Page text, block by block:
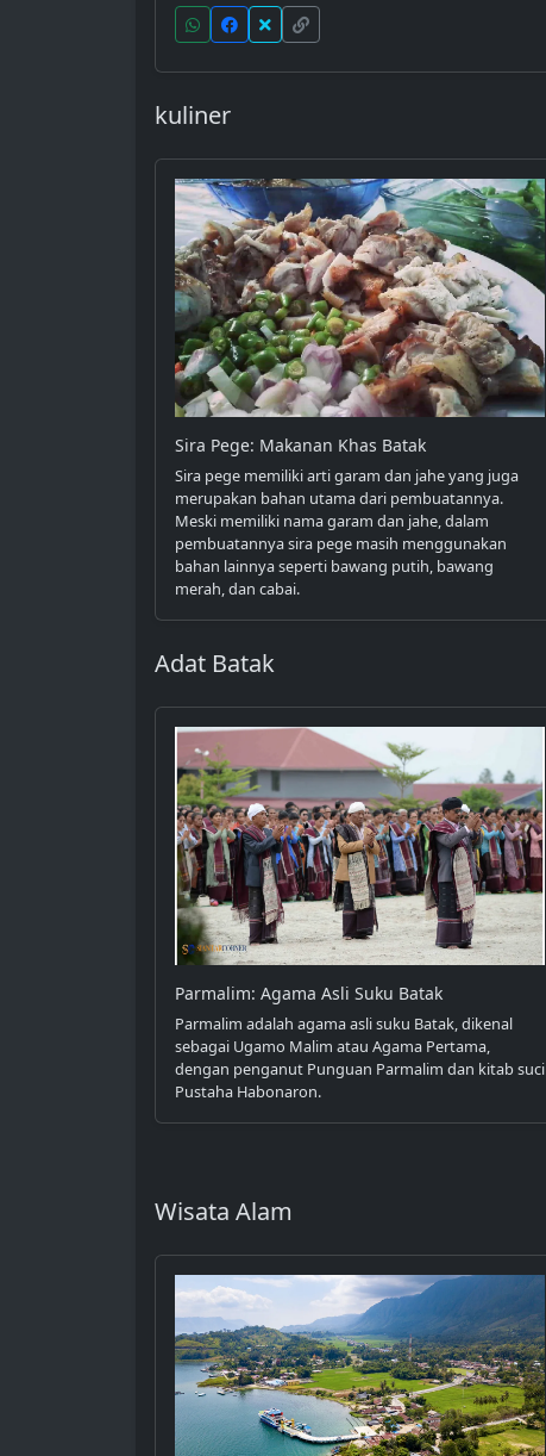
kuliner
Sira Pege: Makanan Khas Batak
Sira pege memiliki arti garam dan jahe yang juga
merupakan bahan utama dari pembuatannya.
Meski memiliki nama garam dan jahe, dalam
pembuatannya sira pege masih menggunakan
bahan lainnya seperti bawang putih, bawang
merah, dan cabai.
Adat Batak
Parmalim: Agama Asli Suku Batak
Parmalim adalah agama asli suku Batak, dikenal
sebagai Ugamo Malim atau Agama Pertama,
dengan penganut Punguan Parmalim dan kitab suci
Pustaha Habonaron.
Wisata Alam